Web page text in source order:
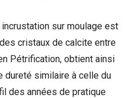
sur moulage est
cristaux de calcite entre
Pétrification, obtient ainsi
dureté similaire à celle du
des années de pratique